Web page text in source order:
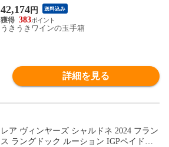
り] ブレンデット スコッチ ウイスキー オ
フィシャルボトル 正規代理店輸入品 バラ
ンタイン社 700ml 40％ ハードリカー
42,174円 送料込み
383
うきうきワインの玉手箱
詳細を見る
レア ヴィンヤーズ シャルドネ 2024 フラン
ス ラングドック ルーション IGPペイドッ